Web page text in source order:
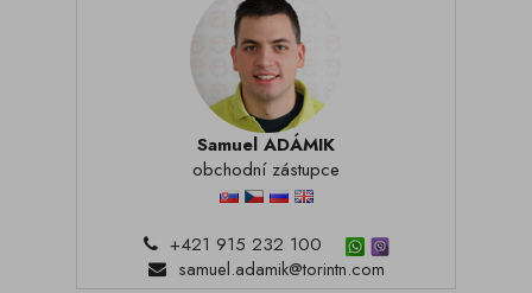
Samuel ADÁMIK
obchodní zástupce
+421 915 232 100
samuel.adamik@torintn.com